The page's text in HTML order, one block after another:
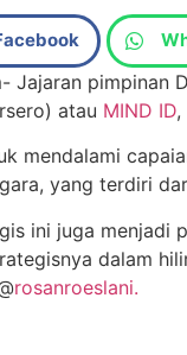
pimpinan
atau MIND ID,
mendalami
yang terdiri
ini juga
dalam
rosanroeslani.